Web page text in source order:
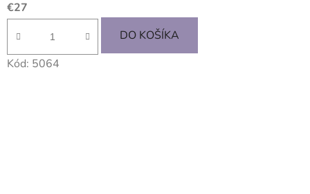
€27
DO KOŠÍKA
Kód: 5064